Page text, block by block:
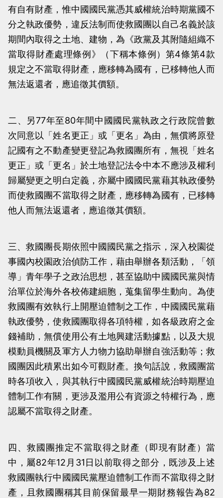
會
會
有自有財產，惟中國國民黨憑其威權統治時期黨國不
分之執政優勢，違反法制而使救國團以自己名義於該
期間內取得之土地、建物，為《政黨及其附隨組織不
當取得財產處理條例》（下稱本條例）第4條第4款
規定之不當取得財產，應移轉為國有，已移轉他人而
無法返還者，應追徵其價額。
二、另77年至80年間中國國民黨執政之行政院曾數
次同意以「姓名更正」或「更名」為由，無償將原登
記國有之不動產變更登記為救國團所有，無視「姓名
更正」或「更名」於土地登記法令中本不應涉及權利
歸屬變更之明白定義，亦屬中國國民黨藉其執政優勢
而使救國團不當取得之財產，應移轉為國有，已移轉
他人而無法返還者，應追徵其價額。
三、救國團長期依照中國國民黨之指示，深入校園從
事國內校園政治偵防工作，藉由舉辦各類活動，「領
導」青年學子之政治思想，甚至協助中國國民黨與情
治單位於海外各校佈建細胞，蒐集留學生動向。為使
救國團有效執行上開壓迫體制之工作，中國國民黨藉
執政優勢，使救國團取得各項特權，如各級政府之金
錢補助，無償使用公有土地興建活動據點，以及大規
模動員機關及軍方人力物力協助舉辦自強活動等；救
國團因此積累出如今可觀財產。換句話說，救國團當
時各項收入，與其執行中國國民黨威權統治時期壓迫
體制工作有關，更涉及濫用公有資源之特權行為，應
認屬不當取得之財產。
四、救國團推定不當取得之財產（即現有財產）當
中，屬82年12月31日以前取得之部分，既涉及上述
救國團執行中國國民黨壓迫體制工作而不當取得之財
產，且救國團稱其目前保留最早一期財務報告為82